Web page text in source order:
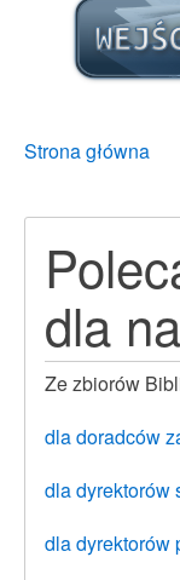
Breadcrumbs
You
Strona główna
dla
Ze zbiorów
dla doradców
dla dyrektorów
dla dyrektorów